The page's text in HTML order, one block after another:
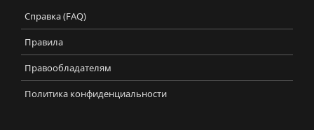
Справка (FAQ)
Правила
Правообладателям
Политика конфиденциальности